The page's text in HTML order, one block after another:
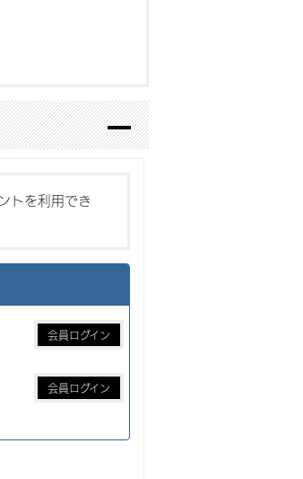
トを利用でき
会員ログイン
会員ログイン